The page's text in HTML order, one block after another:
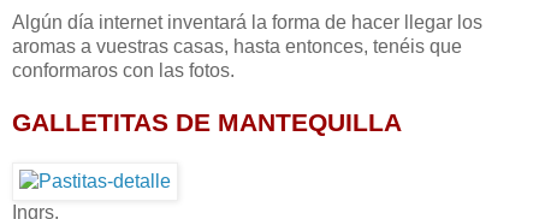
Algún día internet inventará la forma de hacer llegar los
aromas a vuestras casas, hasta entonces, tenéis que
conformaros con las fotos.
GALLETITAS DE MANTEQUILLA
Ingrs.